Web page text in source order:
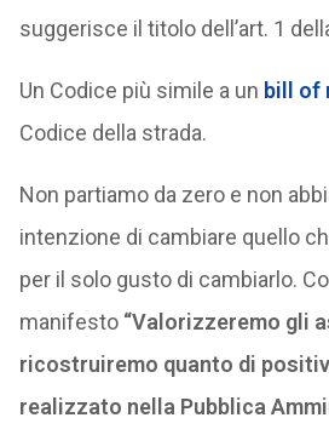
suggerisce il titolo dell’art. 1
Un Codice più simile a un bill of
Codice della strada.
Non partiamo da zero e non
intenzione di cambiare quello
per il solo gusto di cambiarlo.
manifesto “Valorizzeremo gli
ricostruiremo quanto di
realizzato nella Pubblica